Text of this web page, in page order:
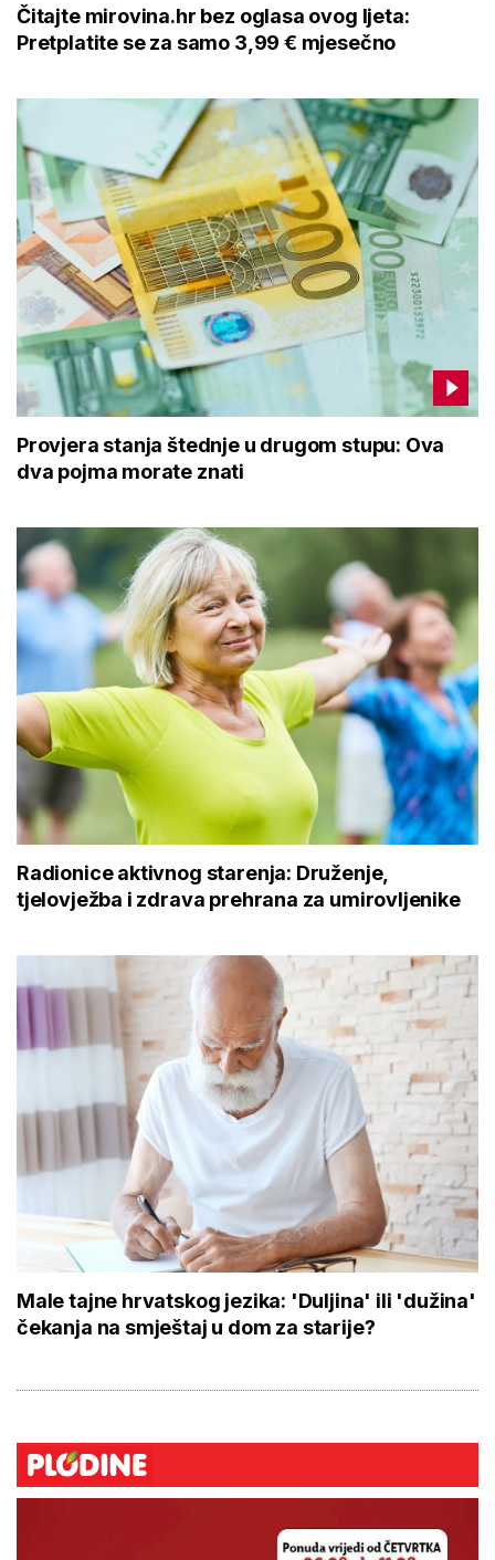
Čitajte mirovina.hr bez oglasa ovog ljeta:
Pretplatite se za samo 3,99 € mjesečno
Provjera stanja štednje u drugom stupu: Ova
dva pojma morate znati
Radionice aktivnog starenja: Druženje,
tjelovježba i zdrava prehrana za umirovljenike
Male tajne hrvatskog jezika: 'Duljina' ili 'dužina'
čekanja na smještaj u dom za starije?